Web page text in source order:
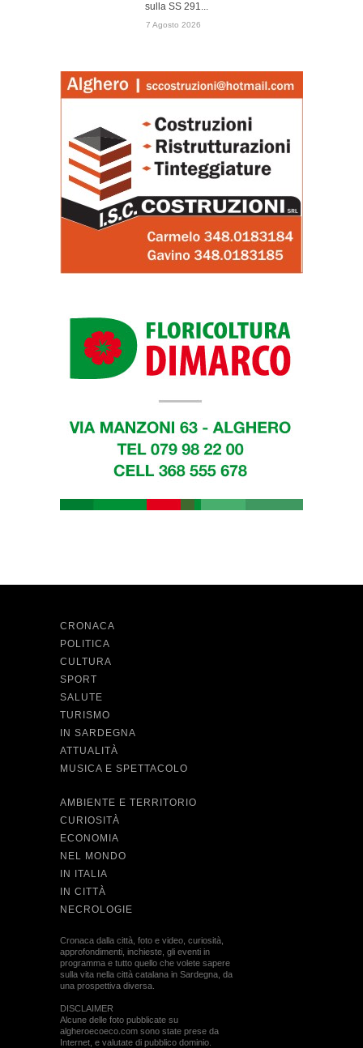
sulla SS 291...
7 Agosto 2026
CRONACA
POLITICA
CULTURA
SPORT
SALUTE
TURISMO
IN SARDEGNA
ATTUALITÀ
MUSICA E SPETTACOLO
AMBIENTE E TERRITORIO
CURIOSITÀ
ECONOMIA
NEL MONDO
IN ITALIA
IN CITTÀ
NECROLOGIE
Cronaca dalla città, foto e video, curiosità,
approfondimenti, inchieste, gli eventi in
programma e tutto quello che volete sapere
sulla vita nella città catalana in Sardegna, da
una prospettiva diversa.
DISCLAIMER
Alcune delle foto pubblicate su
algheroecoeco.com sono state prese da
Internet, e valutate di pubblico dominio.